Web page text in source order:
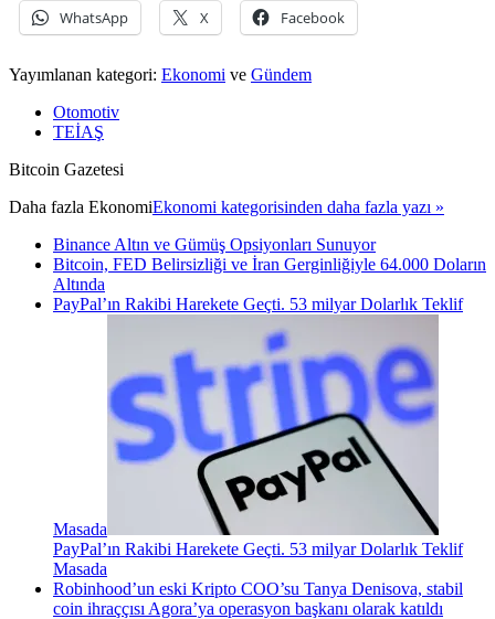
WhatsApp X Facebook
Yayımlanan kategori: Ekonomi ve Gündem
Otomotiv
TEİAŞ
Bitcoin Gazetesi
Daha fazla EkonomiEkonomi kategorisinden daha fazla yazı »
Binance Altın ve Gümüş Opsiyonları Sunuyor
Bitcoin, FED Belirsizliği ve İran Gerginliğiyle 64.000 Doların
Altında
PayPal’ın Rakibi Harekete Geçti. 53 milyar Dolarlık Teklif
Masada
PayPal’ın Rakibi Harekete Geçti. 53 milyar Dolarlık Teklif
Masada
Robinhood’un eski Kripto COO’su Tanya Denisova, stabil
coin ihraççısı Agora’ya operasyon başkanı olarak katıldı